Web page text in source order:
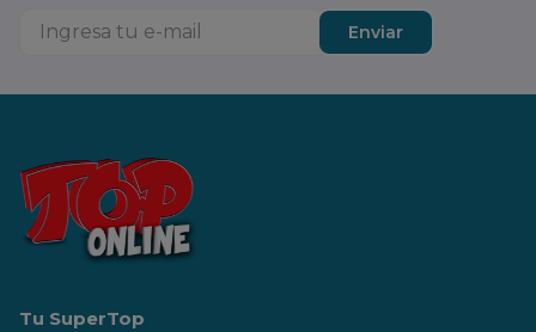
Enviar
Tu SuperTop